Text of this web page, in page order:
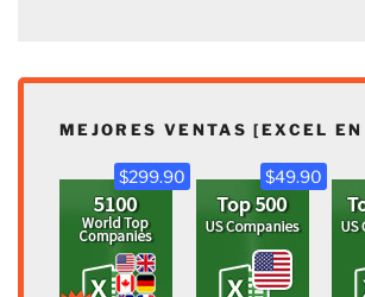
MEJORES VENTAS [EXCEL
$299.90 $49.90